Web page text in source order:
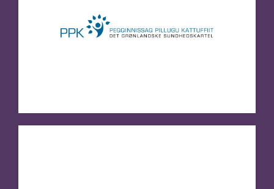
Peqqissaasut Kattuffiat